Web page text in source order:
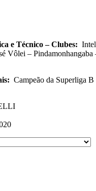
e Técnico – Clubes:
Vôlei –
Campeão da Superliga B